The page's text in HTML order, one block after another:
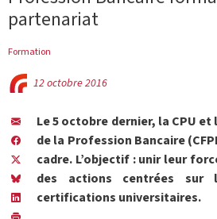
partenariat
Formation
12 octobre 2016
Le 5 octobre dernier, la CPU
de la Profession Bancaire
cadre. L’objectif : unir leur
des actions centrées
certifications universitaires.